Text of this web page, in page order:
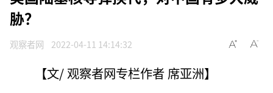
胁？
观察者网 2022-04-11 14:14:32
【文/ 观察者网专栏作者 席亚洲】